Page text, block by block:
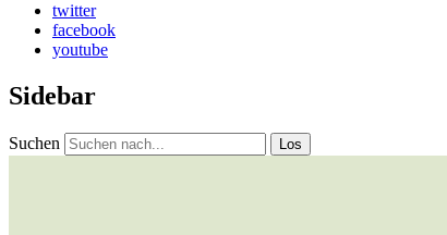
twitter
facebook
youtube
Sidebar
Suchen